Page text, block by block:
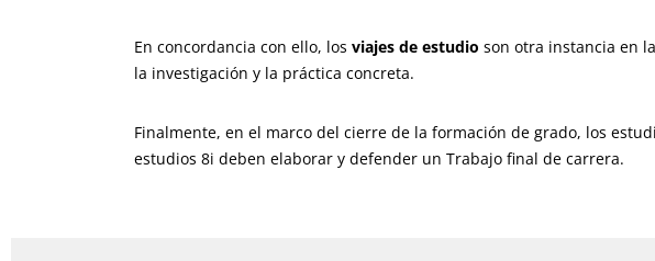
En concordancia con ello, los viajes de estudio son otra instancia en
la investigación y la práctica concreta.
Finalmente, en el marco del cierre de la formación de grado, los
estudios 8i deben elaborar y defender un Trabajo final de carrera.